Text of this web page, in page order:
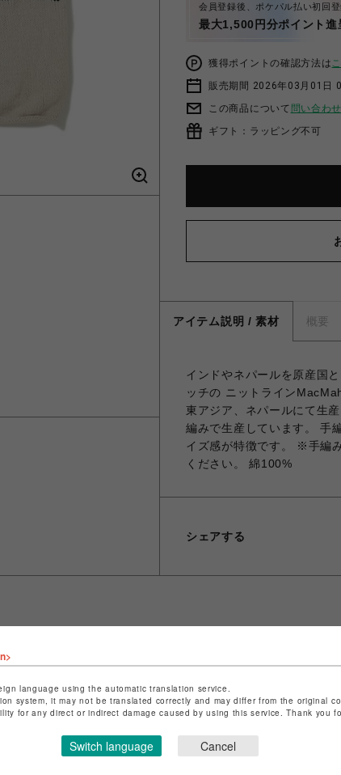
会員登録後、ポケパル払い初回
最大1,500円分ポイント進
獲得ポイントの確認方法は
販売期間 2026年03月01日
この商品について 問い合わ
ギフト：ラッピング不可
アイテム説明 / 素材 概要
インドやネパールを原産国
ッチの ニットライン
東アジア、ネパールにて生
編みで生産しています。 手
イズ感が特徴です。 ※手編
ください。 綿100%
シェアする
取引法など法令に基づく表記はこちら
language using the automatic translation service.
system, it may not be translated correctly and may differ from the original
for any direct or indirect damage caused by using this service. Thank you
Switch language Cancel